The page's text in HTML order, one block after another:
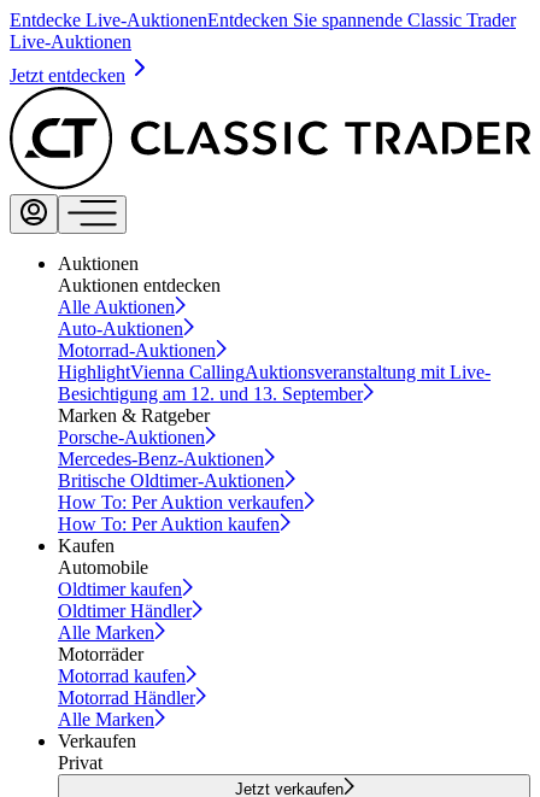
Entdecke Live-AuktionenEntdecken Sie spannende Classic Trader
Live-Auktionen
Jetzt entdecken
Auktionen
Auktionen entdecken
Alle Auktionen
Auto-Auktionen
Motorrad-Auktionen
HighlightVienna CallingAuktionsveranstaltung mit Live-
Besichtigung am 12. und 13. September
Marken & Ratgeber
Porsche-Auktionen
Mercedes-Benz-Auktionen
Britische Oldtimer-Auktionen
How To: Per Auktion verkaufen
How To: Per Auktion kaufen
Kaufen
Automobile
Oldtimer kaufen
Oldtimer Händler
Alle Marken
Motorräder
Motorrad kaufen
Motorrad Händler
Alle Marken
Verkaufen
Privat
Jetzt verkaufen